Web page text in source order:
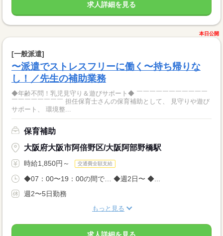
求人詳細を見る
本日公開
[一般派遣]
〜派遣でストレスフリーに働く〜持ち帰りな
し！／先生の補助業務
◆年齢不問！乳児見守り＆遊びサポート◆ ￣￣￣￣￣￣￣￣￣￣￣
￣￣￣￣￣￣￣￣ 担任保育士さんの保育補助として、 見守りや遊び
サポート、 環境整...
保育補助
大阪府大阪市阿倍野区/大阪阿部野橋駅
時給1,850円～ 交通費全額支給
◆07：00〜19：00の間で… ◆週2日〜 ◆...
週2〜5日勤務
もっと見る